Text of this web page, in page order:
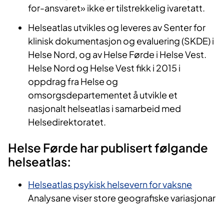
for-ansvaret» ikke er tilstrekkelig ivaretatt.
Helseatlas utvikles og leveres av Senter for
klinisk dokumentasjon og evaluering (SKDE) i
Helse Nord, og av Helse Førde i Helse Vest.
Helse Nord og Helse Vest fikk i 2015 i
oppdrag fra Helse og
omsorgsdepartementet å utvikle et
nasjonalt helseatlas i samarbeid med
Helsedirektoratet.
Helse Førde har publisert følgande
helseatlas:
Helseatlas psykisk helsevern for vaksne
Analysane viser store geografiske variasjonar